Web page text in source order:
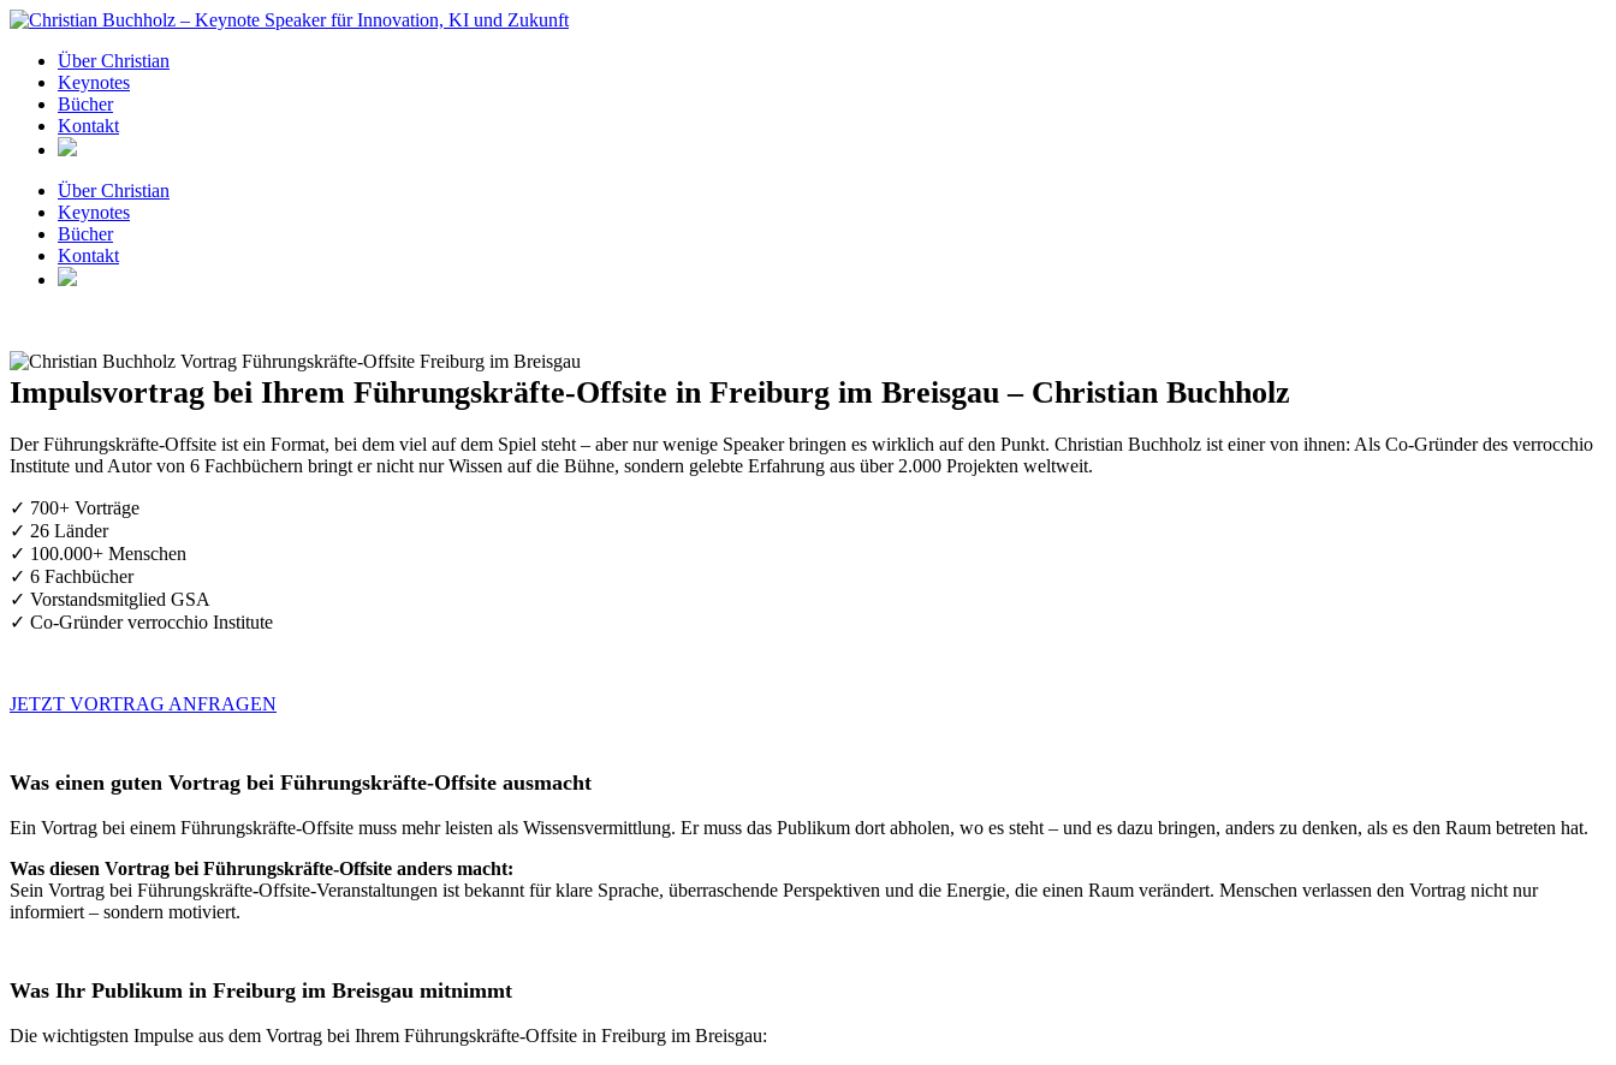
Zum
springenÜber Christian
Keynotes
Bücher
Kontakt
Über Christian
Keynotes
Bücher
Kontakt
Impulsvortrag bei Ihrem Führungskräfte-Offsite in Freiburg im Breisgau – Christian Buchholz
Der Führungskräfte-Offsite ist ein Format, bei dem viel auf dem Spiel steht – aber nur wenige Speaker bringen es wirklich auf den Punkt. Christian Buchholz ist einer von ihnen: Als Co-Gründer des verrocchio
Institute und Autor von 6 Fachbüchern bringt er nicht nur Wissen auf die Bühne, sondern gelebte Erfahrung aus über 2.000 Projekten weltweit.
✓ 700+ Vorträge
✓ 26 Länder
✓ 100.000+ Menschen
✓ 6 Fachbücher
✓ Vorstandsmitglied GSA
✓ Co-Gründer verrocchio Institute
JETZT VORTRAG ANFRAGEN
Was einen guten Vortrag bei Führungskräfte-Offsite ausmacht
Ein Vortrag bei einem Führungskräfte-Offsite muss mehr leisten als Wissensvermittlung. Er muss das Publikum dort abholen, wo es steht – und es dazu bringen, anders zu denken, als es den Raum betreten hat.
Was diesen Vortrag bei Führungskräfte-Offsite anders macht:
Sein Vortrag bei Führungskräfte-Offsite-Veranstaltungen ist bekannt für klare Sprache, überraschende Perspektiven und die Energie, die einen Raum verändert. Menschen verlassen den Vortrag nicht nur
informiert – sondern motiviert.
Was Ihr Publikum in Freiburg im Breisgau mitnimmt
Die wichtigsten Impulse aus dem Vortrag bei Ihrem Führungskräfte-Offsite in Freiburg im Breisgau: